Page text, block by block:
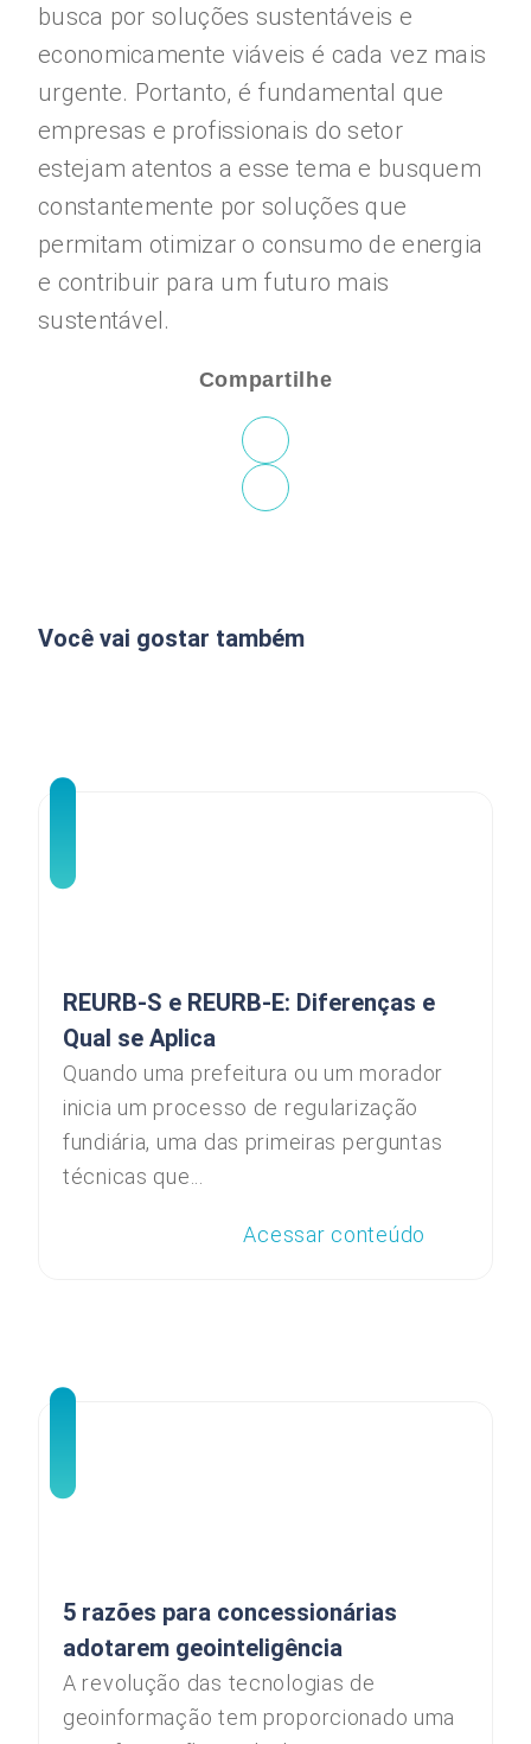
busca por soluções sustentáveis e
economicamente viáveis é cada vez mais
urgente. Portanto, é fundamental que
empresas e profissionais do setor
estejam atentos a esse tema e busquem
constantemente por soluções que
permitam otimizar o consumo de energia
e contribuir para um futuro mais
sustentável.
Compartilhe
Você vai gostar também
REURB-S e REURB-E: Diferenças e
Qual se Aplica
Quando uma prefeitura ou um morador
inicia um processo de regularização
fundiária, uma das primeiras perguntas
técnicas que...
Acessar conteúdo
5 razões para concessionárias
adotarem geointeligência
A revolução das tecnologias de
geoinformação tem proporcionado uma